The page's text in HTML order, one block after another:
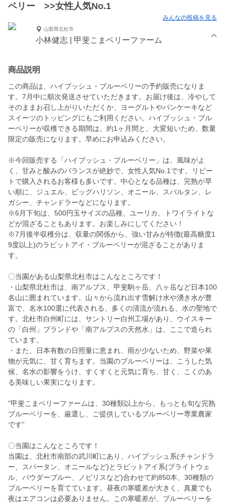
ベリー >>女性人気No.1
みんなの投稿を見る
山梨県北杜市
小林健志 | 甲斐こまベリーファーム
商品説明
この商品は、ハイブッシュ・ブルーベリーの予約販売になりま
す。7月中に順次発送させていただきます。お届け後は、冷やして
そのままお召し上がりいただくか、ヨーグルトやパンケーキなど
スイーツのトッピングにもご利用ください。ハイブッシュ・ブル
ーベリーが収穫できる期間は、約1ヶ月間と、大変短いため、数量
限定の販売になります。早めにお申込みください。
※今回販売する「ハイブッシュ・ブルーベリー」は、風味がよ
く、甘みと酸みのバランスが絶妙で、女性人気No.1です。リピー
トで購入されるお客様も多いです。中心となる品種は、完熟が早
い順に、ジュエル、ビッグハリソン、オニール、スパルタン、レ
ガシー、チャンドラーなどになります。
※6月下旬は、500円玉サイズの品種、ユーリカ、トワイライトな
どが混ざることもあります。お楽しみにしてください！
※7月後半収穫分は、収量の関係から、強い甘みが特徴(最高糖度1
9度以上)のラビットアイ・ブルーベリーが混ざることがありま
す。
〇当園がある山梨県北杜市はこんなところです！
・山梨県北杜市は、南アルプス、甲斐駒ヶ岳、八ヶ岳など日本100
名山に囲まれています。山々から流れ出す雪解け水や湧き水が豊
富で、名水100選に代表される、多くの清流が流れる、水の聖地で
す。北杜市白州町には、サントリー白州工場があり、ウイスキー
の「白州」ブランドや「南アルプスの天然水」は、ここで造られ
ています。
・また、日本有数の日照量に恵まれ、雨が少ないため、野菜や果
物が元気に、甘く育ちます。当園のブルーベリーは、こうした気
候、名水の影響をうけ、すくすくと元気に育ち、甘く、こくのあ
る美味しい果実になります。
”甲斐こまベリーファームは、30種類以上から、もっとも旬な完熟
ブルーベリーを、厳選し、ご提供しているブルーベリー専業農家
です”
〇当園はこんなところです！
当園は、北杜市南部の武川町にあり、ハイブッシュ系(チャンドラ
ー、スパータン、オニールなど)とラビットアイ系(ブライトウェ
ル、パウダーブルー、ノビリスなど)合わせて約850本、30種類の
ブルーベリーを育てています。昼夜の寒暖差が大きく、真夏でも
夜はエアコンは必要ありません。この寒暖差が、ブルーベリーを